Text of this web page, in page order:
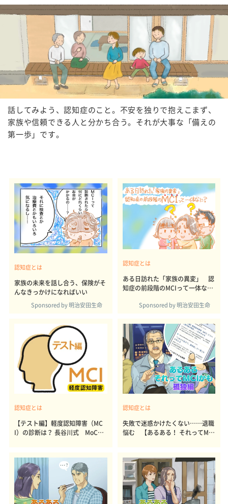
話してみよう、認知症のこと。不安を独りで抱えこまず、
家族や信頼できる人と分かち合う。それが大事な「備えの
第一歩」です。
認知症とは
家族の未来を話し合う、保険がそ
んなきっかけになればいい
Sponsored by 明治安田生命
認知症とは
ある日訪れた「家族の異変」 認
知症の前段階のMCIって一体な
Sponsored by 明治安田生命
認知症とは
【テスト編】軽度認知障害（MC
I）の診断は？ 長谷川式 MoCA-J
認知症とは
失敗で迷惑かけたくない……退職
悩む 【あるある！ それってMC